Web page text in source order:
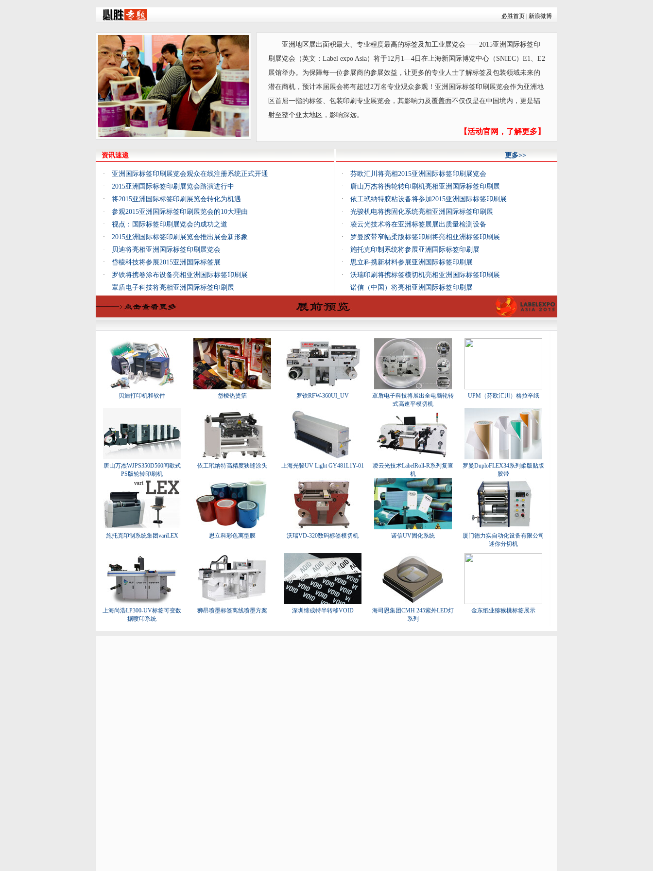
必胜首页 新浪微博
亚洲地区展出面积最大、专业程度最高的标签及加工业展览会——2015亚洲国际标签印
刷展览会（英文：Label expo Asia）将于12月1—4日在上海新国际博览中心（SNIEC）E1、E2
展馆举办。为保障每一位参展商的参展效益，让更多的专业人士了解标签及包装领域未来的
潜在商机，预计本届展会将有超过2万名专业观众参观！亚洲国际标签印刷展览会作为亚洲地
区首屈一指的标签、包装印刷专业展览会，其影响力及覆盖面不仅仅是在中国境内，更是辐
射至整个亚太地区，影响深远。
【活动官网，了解更多】
资讯速递
· 亚洲国际标签印刷展览会观众在线注册系统正式开通
· 2015亚洲国际标签印刷展览会路演进行中
· 将2015亚洲国际标签印刷展览会转化为机遇
· 参观2015亚洲国际标签印刷展览会的10大理由
· 视点：国际标签印刷展览会的成功之道
· 2015亚洲国际标签印刷展览会推出展会新形象
· 贝迪将亮相亚洲国际标签印刷展览会
· 岱棱科技将参展2015亚洲国际标签展
· 罗铁将携卷涂布设备亮相亚洲国际标签印刷展
· 罩盾电子科技将亮相亚洲国际标签印刷展
更多>>
· 芬欧汇川将亮相2015亚洲国际标签印刷展览会
· 唐山万杰将携轮转印刷机亮相亚洲国际标签印刷展
· 依工玳纳特胶粘设备将参加2015亚洲国际标签印刷展
· 光骏机电将携固化系统亮相亚洲国际标签印刷展
· 凌云光技术将在亚洲标签展展出质量检测设备
· 罗曼胶带窄幅柔版标签印刷将亮相亚洲标签印刷展
· 施托克印制系统将参展亚洲国际标签印刷展
· 思立科携新材料参展亚洲国际标签印刷展
· 沃瑞印刷将携标签模切机亮相亚洲国际标签印刷展
· 诺信（中国）将亮相亚洲国际标签印刷展
贝迪打印机和软件 岱棱热烫箔 罗铁RFW-360UI_UV
罩盾电子科技将展出全电脑轮转
式高速平模切机
UPM（芬欧汇川）格拉辛纸
唐山万杰WJPS350D560间歇式
PS版轮转印刷机
依工玳纳特高精度狭缝涂头 上海光骏UV Light GY481L1Y-01
凌云光技术LabelRoll-R系列复查
机
罗曼DuploFLEX34系列柔版贴版
胶带
施托克印制系统集团variLEX 思立科彩色离型膜 沃瑞VD-320数码标签模切机 诺信UV固化系统
厦门徳力实自动化设备有限公司
迷你分切机
上海尚浩LP300-UV标签可变数
据喷印系统
狮昂喷墨标签离线喷墨方案 深圳缔成特半转移VOID
海司恩集团CMH 245紫外LED灯
系列
金东纸业猕猴桃标签展示